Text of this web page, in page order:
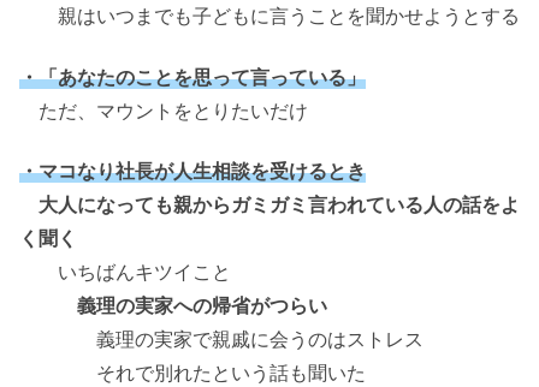
親はいつまでも子どもに言うことを聞かせようとする
・「あなたのことを思って言っている」
ただ、マウントをとりたいだけ
・マコなり社長が人生相談を受けるとき
大人になっても親からガミガミ言われている人の話をよ
く聞く
いちばんキツイこと
義理の実家への帰省がつらい
義理の実家で親戚に会うのはストレス
それで別れたという話も聞いた